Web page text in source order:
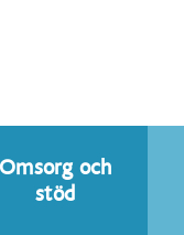
Omsorg och
stöd